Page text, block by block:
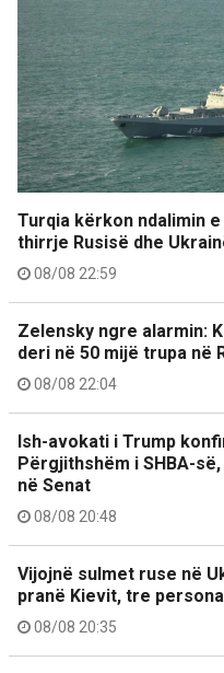
Turqia kërkon ndalimin
thirrje Rusisë dhe
08/08 22:59
Zelensky ngre alarmin:
deri në 50 mijë trupa në
08/08 22:04
Ish-avokati i Trump
Përgjithshëm i SHBA-
në Senat
08/08 20:48
Vijojnë sulmet ruse në
pranë Kievit, tre
08/08 20:35